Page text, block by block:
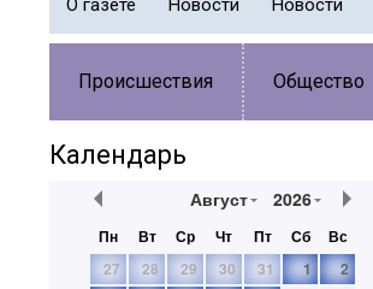
О газете Новости Новости
Происшествия Общество
Календарь
Август 2026
Пн Вт Ср Чт Пт Сб
Вс
27
28 29 30 31 1
2